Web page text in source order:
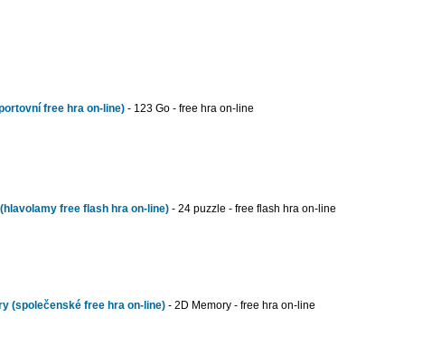
free hra on-line) - 123 Go - free hra on-line
free flash hra on-line) - 24 puzzle - free flash hra on-line
(společenské free hra on-line) - 2D Memory - free hra on-line